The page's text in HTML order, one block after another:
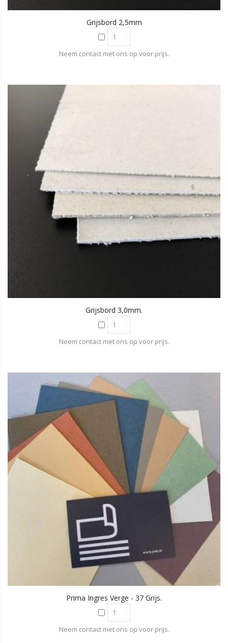
Grijsbord 2,5mm
Neem contact met ons op voor prijs.
Grijsbord 3,0mm.
Neem contact met ons op voor prijs.
Prima Ingres Verge - 37 Grijs.
Neem contact met ons op voor prijs.